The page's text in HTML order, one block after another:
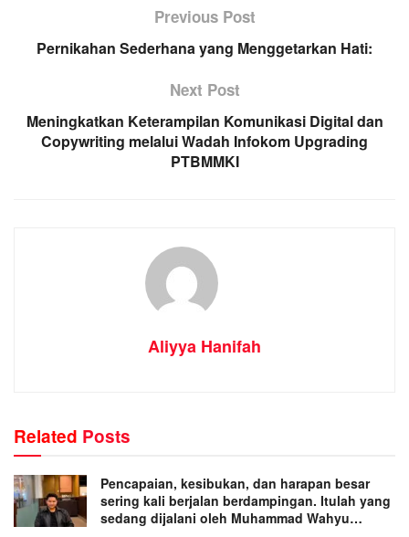
Previous Post
Pernikahan Sederhana yang Menggetarkan Hati:
Next Post
Meningkatkan Keterampilan Komunikasi Digital dan
Copywriting melalui Wadah Infokom Upgrading
PTBMMKI
Aliyya Hanifah
Related Posts
Pencapaian, kesibukan, dan harapan besar
sering kali berjalan berdampingan. Itulah yang
sedang dijalani oleh Muhammad Wahyu